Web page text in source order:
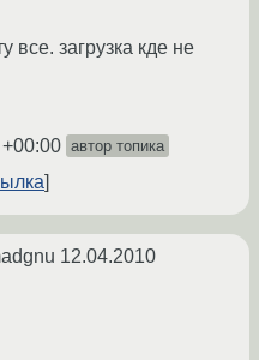
все. загрузка кде не
автор топика
12.04.2010